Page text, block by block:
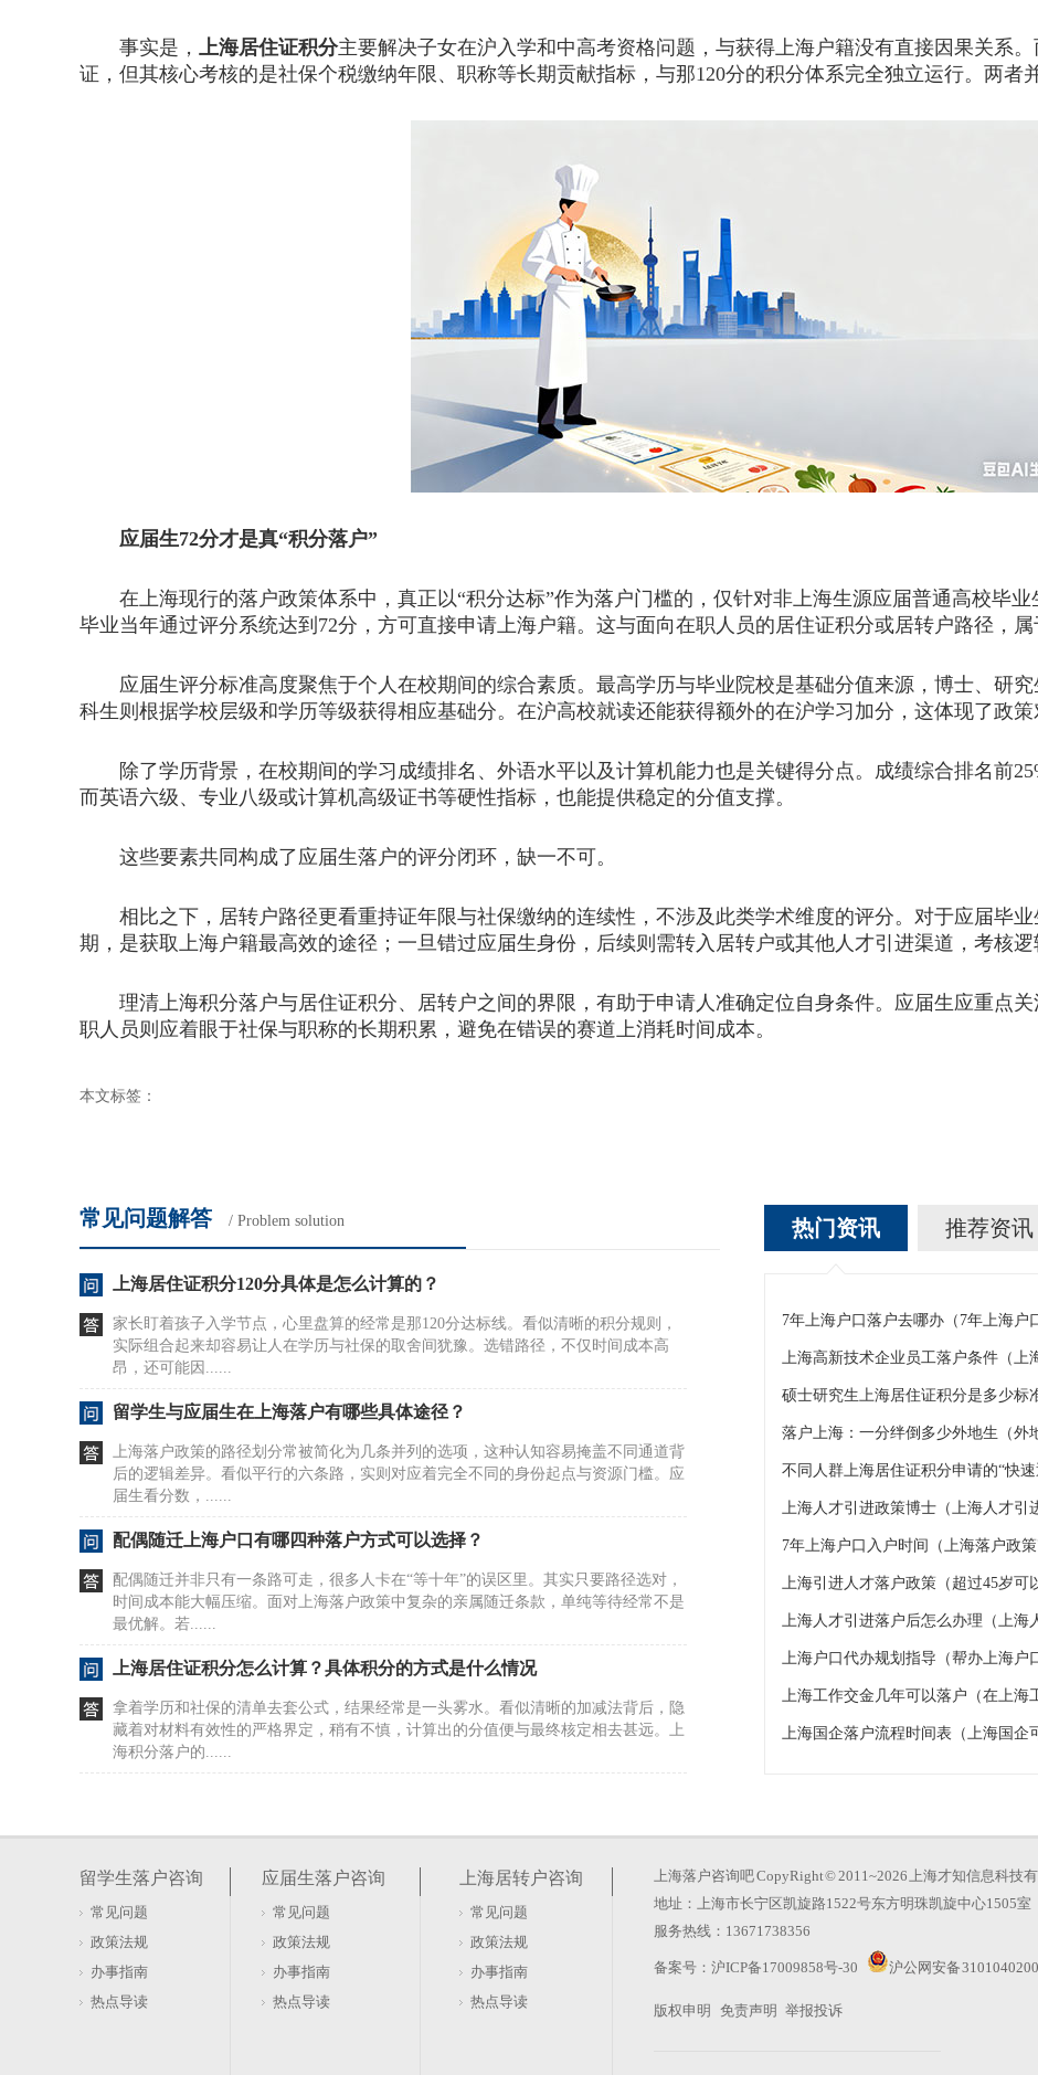
事实是， 上海居住证积分主要解决子女在沪入学和中高考资格问题，与获得上海户籍没有直接因果关系
证，但其核心考核的是社保个税缴纳年限、职称等长期贡献指标，与那120分的积分体系完全独立运行。两者
应届生72分才是真“积分落户”
在上海现行的落户政策体系中，真正以“积分达标”作为落户门槛的，仅针对非上海生源应届普通高校毕业
毕业当年通过评分系统达到72分，方可直接申请上海户籍。这与面向在职人员的居住证积分或居转户路径，属
应届生评分标准高度聚焦于个人在校期间的综合素质。最高学历与毕业院校是基础分值来源，博士、研究
科生则根据学校层级和学历等级获得相应基础分。在沪高校就读还能获得额外的在沪学习加分，这体现了政策
除了学历背景，在校期间的学习成绩排名、外语水平以及计算机能力也是关键得分点。成绩综合排名前
而英语六级、专业八级或计算机高级证书等硬性指标，也能提供稳定的分值支撑。
这些要素共同构成了应届生落户的评分闭环，缺一不可。
相比之下，居转户路径更看重持证年限与社保缴纳的连续性，不涉及此类学术维度的评分。对于应届毕业
期，是获取上海户籍最高效的途径；一旦错过应届生身份，后续则需转入居转户或其他人才引进渠道，考核逻
理清上海积分落户与居住证积分、居转户之间的界限，有助于申请人准确定位自身条件。应届生应重点关
职人员则应着眼于社保与职称的长期积累，避免在错误的赛道上消耗时间成本。
本文标签：
常见问题解答 / Problem solution
上海居住证积分120分具体是怎么计算的？
家长盯着孩子入学节点，心里盘算的经常是那120分达标线。看似清晰的积分规则，
实际组合起来却容易让人在学历与社保的取舍间犹豫。选错路径，不仅时间成本高
昂，还可能因......
留学生与应届生在上海落户有哪些具体途径？
上海落户政策的路径划分常被简化为几条并列的选项，这种认知容易掩盖不同通道背
后的逻辑差异。看似平行的六条路，实则对应着完全不同的身份起点与资源门槛。应
届生看分数，......
配偶随迁上海户口有哪四种落户方式可以选择？
配偶随迁并非只有一条路可走，很多人卡在“等十年”的误区里。其实只要路径选对，
时间成本能大幅压缩。面对上海落户政策中复杂的亲属随迁条款，单纯等待经常不是
最优解。若......
上海居住证积分怎么计算？具体积分的方式是什么情况
拿着学历和社保的清单去套公式，结果经常是一头雾水。看似清晰的加减法背后，隐
藏着对材料有效性的严格界定，稍有不慎，计算出的分值便与最终核定相去甚远。上
海积分落户的......
很多人盯着社保和劳动合同，以为这是办证的硬门槛。2026年的政策调整却反其道而
本与租赁......
软考证书能否用于上海居住证积分落户办理
盯着软考证书发呆，以为拿到手就能直接兑换上海户口？这种想法太天真。上海积分
卡在有了证......
热门资讯 推荐资讯
7年上海户口落户去哪办（7年上海户
上海高新技术企业员工落户条件（上
硕士研究生上海居住证积分是多少标
不同人群上海居住证积分申请的“快速
上海人才引进政策博士（上海人才引
7年上海户口入户时间（上海落户政策
上海引进人才落户政策（超过45岁可
上海人才引进落户后怎么办理（上海
上海户口代办规划指导（帮办上海户
上海工作交金几年可以落户（在上海
上海国企落户流程时间表（上海国企
留学生落户咨询
常见问题
政策法规
办事指南
热点导读
应届生落户咨询
常见问题
政策法规
办事指南
热点导读
上海居转户咨询
常见问题
政策法规
办事指南
热点导读
上海落户咨询吧CopyRight © 2011~2026 上海才知信息科技
地址：上海市长宁区凯旋路1522号东方明珠凯旋中心1505室
服务热线：13671738356
备案号： 沪ICP备17009858号-30 沪公网安备
版权申明 免责声明 举报投诉